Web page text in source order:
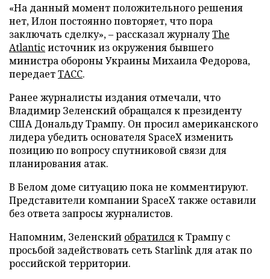
«На данный момент положительного решения
нет, Илон постоянно повторяет, что пора
заключать сделку», – рассказал журналуThe
Atlanticисточник из окружения бывшего
министра обороны Украины Михаила Федорова,
передаетТАСС.
Ранее журналисты издания отмечали, что
Владимир Зеленский обращался к президенту
США Дональду Трампу. Он просил американского
лидера убедить основателя SpaceX изменить
позицию по вопросу спутниковой связи для
планирования атак.
В Белом доме ситуацию пока не комментируют.
Представители компании SpaceX также оставили
без ответа запросы журналистов.
Напомним, Зеленский обратилсяк Трампу с
просьбой задействовать сеть Starlink для атак по
российской территории.